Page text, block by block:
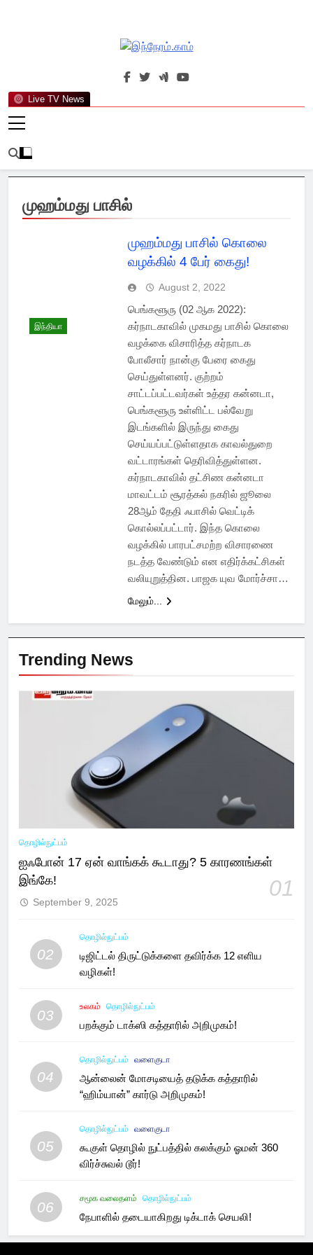
Live TV News
இந்நேரம்.காம்
செய்திகளுக்கு அப்பால்…
முஹம்மது பாசில்
இந்தியா
முஹம்மது பாசில் கொலை
வழக்கில் 4 பேர் கைது!
August 2, 2022
பெங்களூரு (02 ஆக 2022):
கர்நாடகாவில் முகமது பாசில் கொலை
வழக்கை விசாரித்த கர்நாடக
போலீசார் நான்கு பேரை கைது
செய்துள்ளனர். குற்றம்
சாட்டப்பட்டவர்கள் உத்தர கன்னடா,
பெங்களூரு உள்ளிட்ட பல்வேறு
இடங்களில் இருந்து கைது
செய்யப்பட்டுள்ளதாக காவல்துறை
வட்டாரங்கள் தெரிவித்துள்ளன.
கர்நாடகாவில் தட்சிண கன்னடா
மாவட்டம் சூரத்கல் நகரில் ஜூலை
28ஆம் தேதி ஃபாசில் வெட்டிக்
கொல்லப்பட்டார். இந்த கொலை
வழக்கில் பாரபட்சமற்ற விசாரணை
நடத்த வேண்டும் என எதிர்க்கட்சிகள்
வலியுறுத்தின. பாஜக யுவ மோர்ச்சா…
மேலும்...
Trending News
தொழில்நுட்பம்
ஐஃபோன் 17 ஏன் வாங்கக் கூடாது? 5 காரணங்கள்
இங்கே!
01
September 9, 2025
02
தொழில்நுட்பம்
டிஜிட்டல் திருட்டுக்களை தவிர்க்க 12 எளிய
வழிகள்!
03
உலகம் தொழில்நுட்பம்
பறக்கும் டாக்ஸி கத்தாரில் அறிமுகம்!
04
தொழில்நுட்பம் வளைகுடா
ஆன்லைன் மோசடியைத் தடுக்க கத்தாரில்
“ஹிம்யான்” கார்டு அறிமுகம்!
05
தொழில்நுட்பம் வளைகுடா
கூகுள் தொழில் நுட்பத்தில் கலக்கும் ஓமன் 360
விர்ச்சுவல் டூர்!
06
சமூக வலைதளம் தொழில்நுட்பம்
நேபாளில் தடையாகிறது டிக்டாக் செயலி!